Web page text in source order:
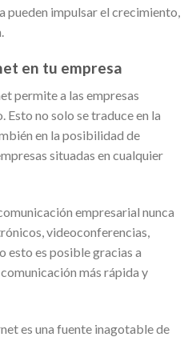
pueden impulsar el crecimiento,
en tu empresa
permite a las empresas
Esto no solo se traduce en la
en la posibilidad de
situadas en cualquier
empresarial nunca
videoconferencias,
esto es posible gracias a
más rápida y
es una fuente inagotable de